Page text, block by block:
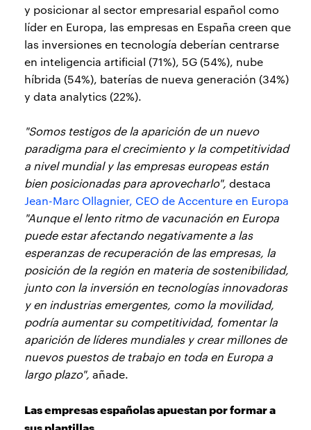
y posicionar al sector empresarial español como
líder en Europa, las empresas en España creen que
las inversiones en tecnología deberían centrarse
en inteligencia artificial (71%), 5G (54%), nube
híbrida (54%), baterías de nueva generación (34%)
y data analytics (22%).
"Somos testigos de la aparición de un nuevo
paradigma para el crecimiento y la competitividad
a nivel mundial y las empresas europeas están
bien posicionadas para aprovecharlo", destaca
Jean-Marc Ollagnier, CEO de Accenture en Europa
"Aunque el lento ritmo de vacunación en Europa
puede estar afectando negativamente a las
esperanzas de recuperación de las empresas, la
posición de la región en materia de sostenibilidad,
junto con la inversión en tecnologías innovadoras
y en industrias emergentes, como la movilidad,
podría aumentar su competitividad, fomentar la
aparición de líderes mundiales y crear millones de
nuevos puestos de trabajo en toda en Europa a
largo plazo", añade.
Las empresas españolas apuestan por formar a